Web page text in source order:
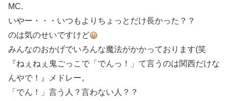
MC.
いやー・・・いつもよりちょっとだけ長かった？？
のは気のせいですけど
みんなのおかげでいろんな魔法がかかっております(笑
『ねぇねぇ鬼ごっこで「でんっ！」て言うのは関西だけな
んやで！』メドレー。
「でん！」言う人？言わない人？？